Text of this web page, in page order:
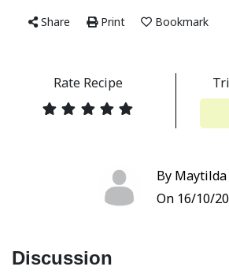
Share Print Bookmark
Rate Recipe
By Maytilda
On 16/10/
Discussion